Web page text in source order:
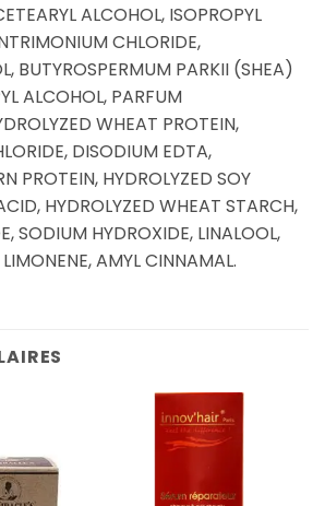
ALCOHOL, ISOPROPYL
CHLORIDE,
BUTYROSPERMUM PARKII (SHEA)
ALCOHOL, PARFUM
WHEAT PROTEIN,
DISODIUM EDTA,
PROTEIN, HYDROLYZED SOY
HYDROLYZED WHEAT STARCH,
SODIUM HYDROXIDE, LINALOOL,
AMYL CINNAMAL.